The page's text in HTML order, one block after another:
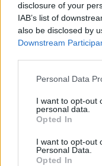
disclosure of your
IAB’s list of
also be disclosed by
Downstream
Please note that this
not limited to your
grant or deny
use your data for
consent section.
Personal Data
I want to opt-out
personal data.
Opted In
I want to opt-out
Personal Data.
Opted In
(X) Kedvenc
énekessel
kedves refrének
tőle, hanem valaki
Október 12-én, a
a zeneszerzőké lesz
Kylie arany
Instagramon
rerecorder•2014. február